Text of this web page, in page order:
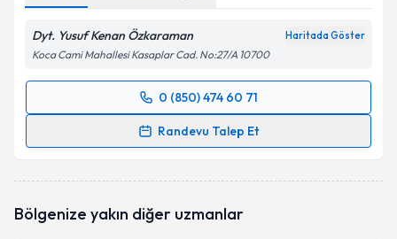
Dyt. Yusuf Kenan Özkaraman Haritada Göster
Koca Cami Mahallesi Kasaplar Cad. No:27/A 10700
0 (850) 474 60 71
Randevu Talep Et
Randevu Takvimi Talebi
talebi oluşturun. Size bu uzmandan randevu almanız
bilgilendireceğiz.
Bölgenize yakın diğer uzmanlar